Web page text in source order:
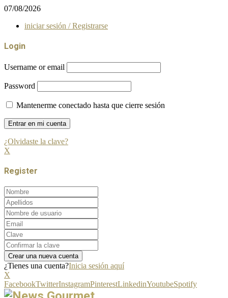
07/08/2026
iniciar sesión / Registrarse
Login
Username or email
Password
Mantenerme conectado hasta que cierre sesión
¿Olvidaste la clave?
X
Register
¿Tienes una cuenta?Inicia sesión aquí
X
FacebookTwitterInstagramPinterestLinkedinYoutubeSpotify